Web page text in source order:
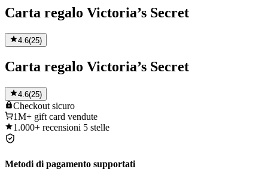
Carta regalo Victoria’s Secret
4.6(25)
Carta regalo Victoria’s Secret
4.6(25)
Checkout sicuro
1M+ gift card vendute
1.000+ recensioni 5 stelle
Metodi di pagamento supportati